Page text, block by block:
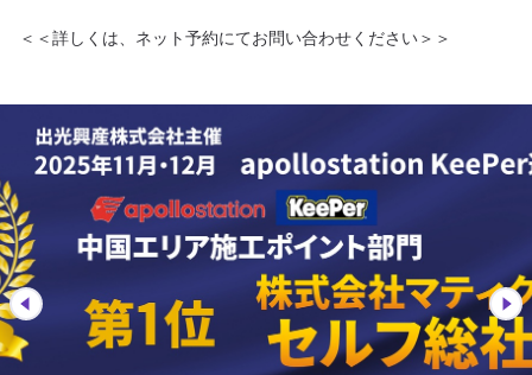
＜＜詳しくは、ネット予約にてお問い合わせください＞＞